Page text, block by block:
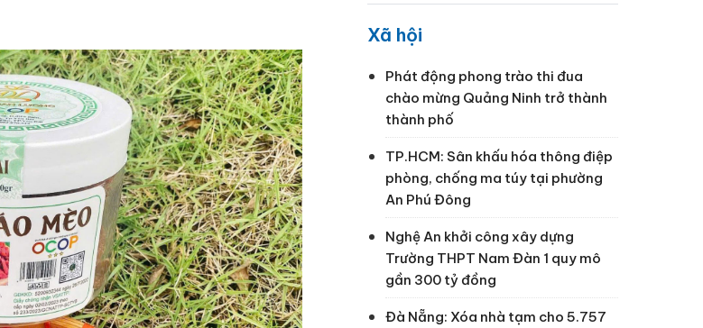
Xã hội
Phát động phong trào thi đua
chào mừng Quảng Ninh trở thành
thành phố
TP.HCM: Sân khấu hóa thông điệp
phòng, chống ma túy tại phường
An Phú Đông
Nghệ An khởi công xây dựng
Trường THPT Nam Đàn 1 quy mô
gần 300 tỷ đồng
Đà Nẵng: Xóa nhà tạm cho 5.757